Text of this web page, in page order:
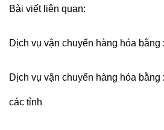
Bài viết liên quan:
Dịch vụ vận chuyển hàng hóa bằng
Dịch vụ vận chuyển hàng hóa
các tỉnh